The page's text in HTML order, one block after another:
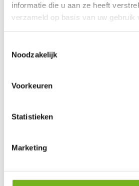
informatie die u aan ze heeft
verzameld op basis van uw gebruik
Noodzakelijk
Voorkeuren
Statistieken
Marketing